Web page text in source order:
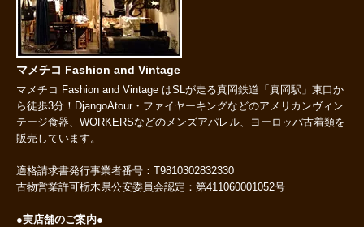
マメチコ Fashion and Vintage
マメチコ Fashion and Vintage はSLが走る真岡鉄道「真岡駅」東口か
ら徒歩3分！DjangoAtour・ファイヤーキングなどのアメリカンヴィン
テージ食器、WORKERSなどのメンズアパレル、ヨーロッパ古着類を
販売しています。
適格請求書発行事業者番号：T9810302832330
古物営業許可栃木県公安委員会認定：第411060001052号
●実店舗のご案内●